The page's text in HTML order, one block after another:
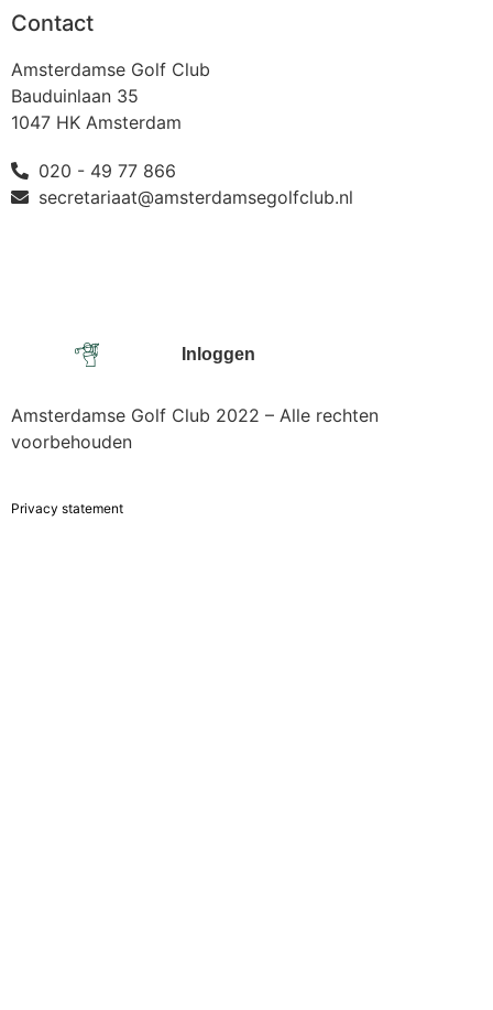
Contact
Amsterdamse Golf Club
Bauduinlaan 35
1047 HK Amsterdam
020 - 49 77 866
secretariaat@amsterdamsegolfclub.nl
Inloggen
Amsterdamse Golf Club 2022 – Alle rechten
voorbehouden
Privacy statement